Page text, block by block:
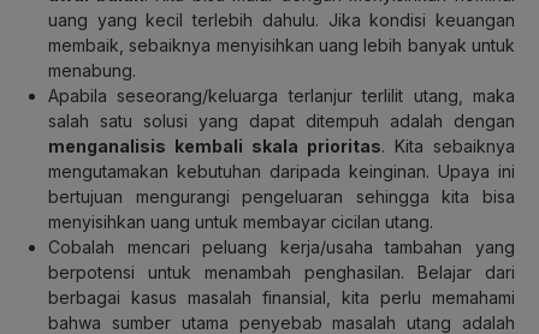
uang yang kecil terlebih dahulu. Jika kondisi keuangan
membaik, sebaiknya menyisihkan uang lebih banyak untuk
menabung.
Apabila seseorang/keluarga terlanjur terlilit utang, maka
salah satu solusi yang dapat ditempuh adalah dengan
menganalisis kembali skala prioritas. Kita sebaiknya
mengutamakan kebutuhan daripada keinginan. Upaya ini
bertujuan mengurangi pengeluaran sehingga kita bisa
menyisihkan uang untuk membayar cicilan utang.
Cobalah mencari peluang kerja/usaha tambahan yang
berpotensi untuk menambah penghasilan. Belajar dari
berbagai kasus masalah finansial, kita perlu memahami
bahwa sumber utama penyebab masalah utang adalah